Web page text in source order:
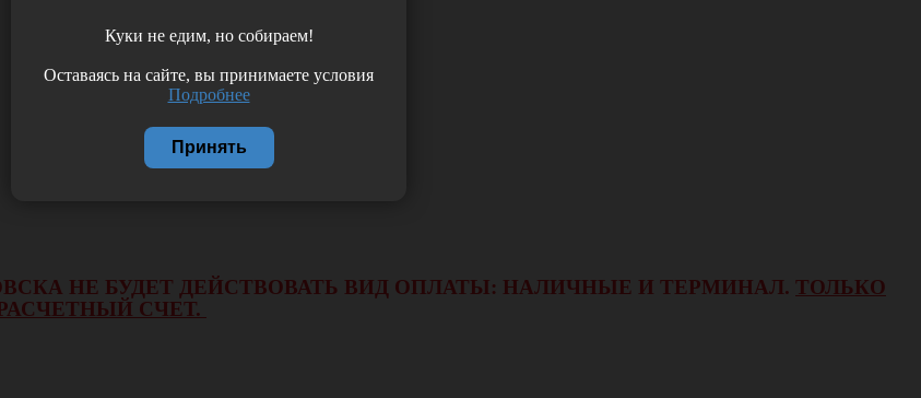
НЕ БУДЕТ ДЕЙСТВОВАТЬ ВИД ОПЛАТЫ: НАЛИЧНЫЕ И ТЕРМИНАЛ. ТОЛЬКО
СЧЕТ.
Куки не едим, но собираем!
Оставаясь на сайте, вы принимаете условия
Подробнее
Принять